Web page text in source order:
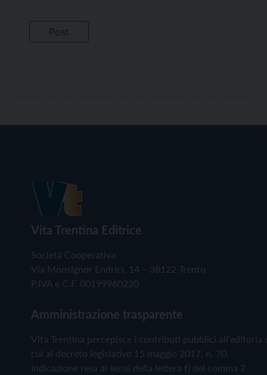
Vita Trentina Editrice
Società Cooperativa
Via Monsignor Endrici, 14 – 38122 Trento
P.IVA e C.F. 00199960220
Amministrazione trasparente
Vita Trentina percepisce i contributi pubblici all'editoria
cui al decreto legislativo 15 maggio 2017, n. 70.
Indicazione resa ai sensi della lettera f) del comma 2